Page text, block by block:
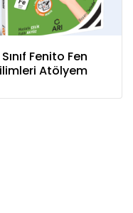
Fenito Fen
Atölyem